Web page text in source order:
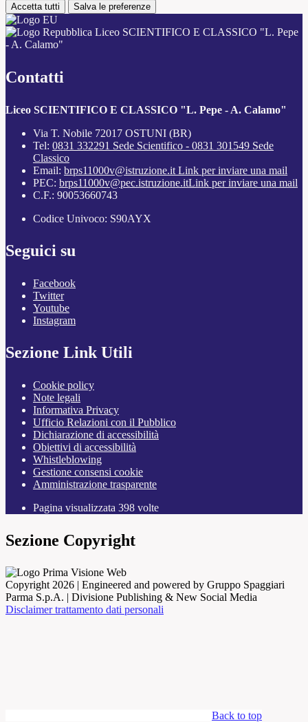
Accetta tutti Salva le preferenze
Liceo SCIENTIFICO E CLASSICO "L. Pepe
- A. Calamo"
Contatti
Liceo SCIENTIFICO E CLASSICO "L. Pepe - A. Calamo"
Via T. Nobile 72017 OSTUNI (BR)
Tel: 0831 332291 Sede Scientifico - 0831 301549 Sede
Classico
Email: brps11000v@istruzione.it Link per inviare una mail
PEC: brps11000v@pec.istruzione.itLink per inviare una mail
C.F.: 90053660743
Codice Univoco: S90AYX
Seguici su
Facebook
Twitter
Youtube
Instagram
Sezione Link Utili
Cookie policy
Note legali
Informativa Privacy
Ufficio Relazioni con il Pubblico
Dichiarazione di accessibilità
Obiettivi di accessibilità
Whistleblowing
Gestione consensi cookie
Amministrazione trasparente
Pagina visualizzata 398 volte
Sezione Copyright
Copyright 2026 | Engineered and powered by Gruppo Spaggiari
Parma S.p.A. | Divisione Publishing & New Social Media
Disclaimer trattamento dati personali
Back to top